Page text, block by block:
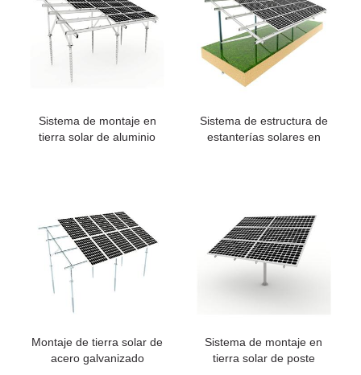
Sistema de montaje en
tierra solar de aluminio
Sistema de estructura de
estanterías solares en
Montaje de tierra solar de
acero galvanizado
Sistema de montaje en
tierra solar de poste